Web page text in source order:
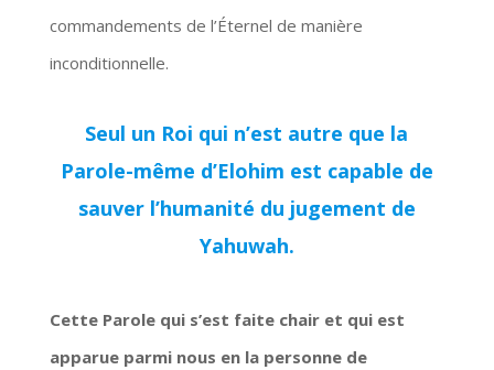
commandements de l’Éternel de manière
inconditionnelle.
Seul un Roi qui n’est autre que la
Parole-même d’Elohim est capable de
sauver l’humanité du jugement de
Yahuwah.
Cette Parole qui s’est faite chair et qui est
apparue parmi nous en la personne de